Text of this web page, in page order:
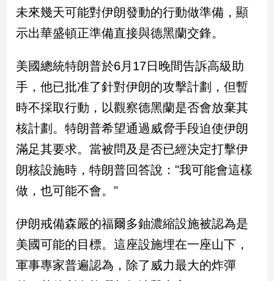
政
治
焦
品
點
民
調
國
會
點
觀
兩
岸/
未來幾天可能對伊朗發動的行動做準備，顯
示出華盛頓正準備直接與德黑蘭交鋒。
美國總統特朗普於6月17日晚間告訴高級助
手，他已批准了針對伊朗的攻擊計劃，但暫
時不採取行動，以觀察德黑蘭是否會放棄其
核計劃。特朗普希望通過威脅手段迫使伊朗
滿足其要求。當被問及是否已經決定打擊伊
朗核設施時，特朗普回答說："我可能會這樣
做，也可能不會。"
伊朗戒備森嚴的福爾多鈾濃縮設施被認為是
美國可能的目標。這座設施埋在一座山下，
軍事專家普遍認為，除了威力最大的炸彈